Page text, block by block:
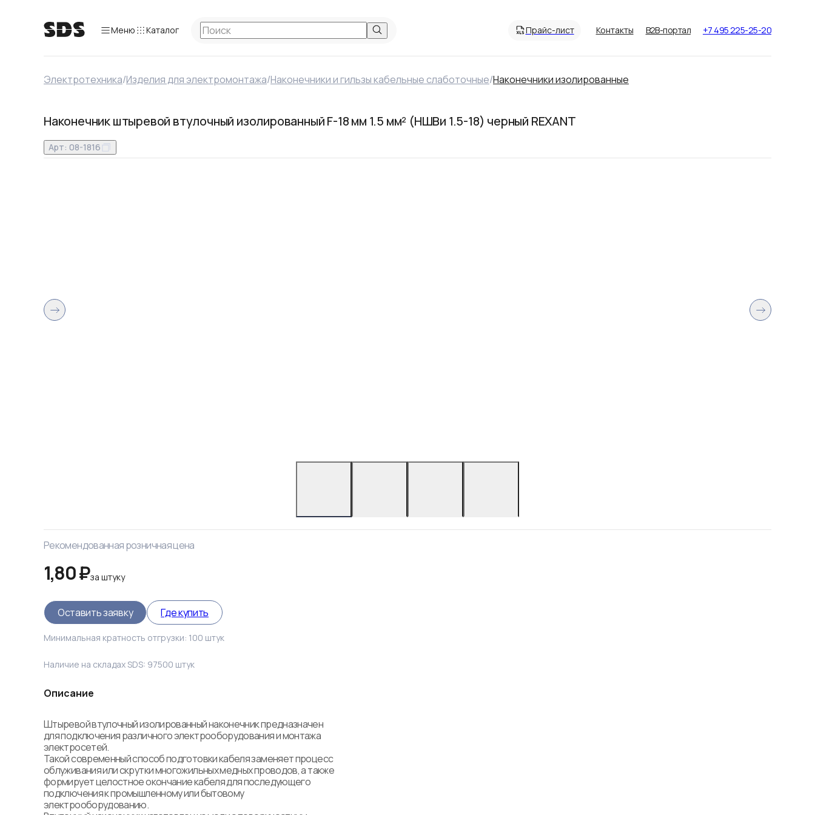
Меню Каталог Прайс-лист Контакты B2B-портал +7 495 225-25-20
Электротехника/Изделия для электромонтажа/Наконечники и гильзы кабельные слаботочные/Наконечники изолированные
Наконечник штыревой втулочный изолированный F-18 мм 1.5 мм² (НШВи 1.5-18) черный REXANT
Арт: 08-1816
Рекомендованная розничная цена
1,80 ₽заштуку
Оставить заявку Где купить
Минимальная кратность отгрузки: 100 штук
Наличие на складах SDS: 97500 штук
Описание
Штыревой втулочный изолированный наконечник предназначен
для подключения различного электрооборудования и монтажа
электросетей.
Такой современный способ подготовки кабеля заменяет процесс
облуживания или скрутки многожильных медных проводов, а также
формирует целостное окончание кабеля для последующего
подключения к промышленному или бытовому
электрооборудованию.